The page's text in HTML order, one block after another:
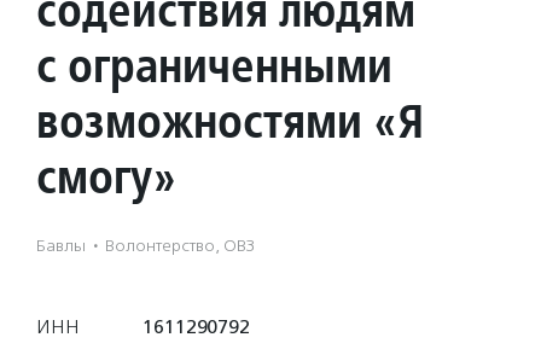
с ограниченными
возможностями «Я
смогу»
Бавлы · Волонтерство, ОВЗ
ИНН
1611290792